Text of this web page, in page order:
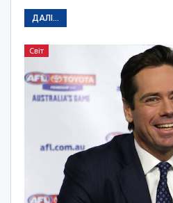
ДАЛІ...
Світ